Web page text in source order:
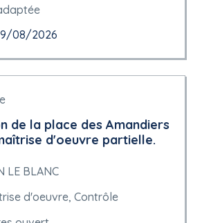
08/2026
de la place des Amandiers
d'oeuvre partielle.
LE BLANC
d'oeuvre, Contrôle